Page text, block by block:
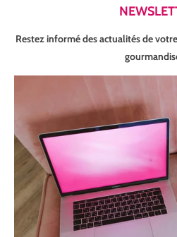
Restez informé des actualités de